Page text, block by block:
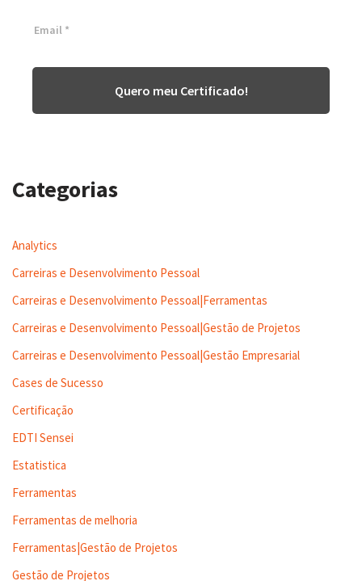
Quero meu Certificado!
Categorias
Analytics
Carreiras e Desenvolvimento Pessoal
Carreiras e Desenvolvimento Pessoal|Ferramentas
Carreiras e Desenvolvimento Pessoal|Gestão de Projetos
Carreiras e Desenvolvimento Pessoal|Gestão Empresarial
Cases de Sucesso
Certificação
EDTI Sensei
Estatistica
Ferramentas
Ferramentas de melhoria
Ferramentas|Gestão de Projetos
Gestão de Projetos